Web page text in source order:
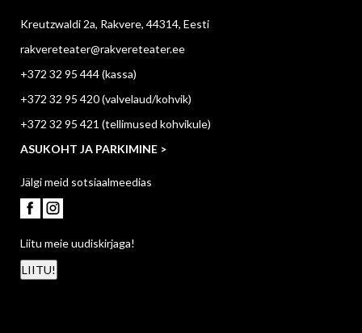
Kreutzwaldi 2a, Rakvere, 44314, Eesti
rakvereteater@rakvereteater.ee
+372 32 95 444(kassa)
+372 32 95 420(valvelaud/kohvik)
+372 32 95 421 (tellimused kohvikule)
ASUKOHT JA PARKIMINE >
Jälgi meid sotsiaalmeedias
Liitu meie uudiskirjaga!